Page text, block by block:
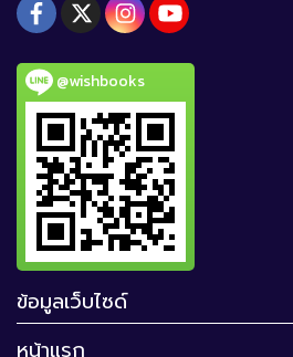
@wishbooks
ข้อมูลเว็บไซด์
หน้าแรก